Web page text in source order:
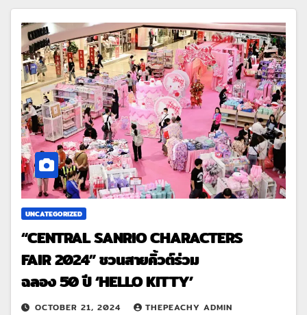
UNCATEGORIZED
“CENTRAL SANRIO CHARACTERS
FAIR 2024” ชวนสายคิ้วต์ร่วม
ฉลอง 50 ปี ‘HELLO KITTY’
OCTOBER 21, 2024 THEPEACHY ADMIN